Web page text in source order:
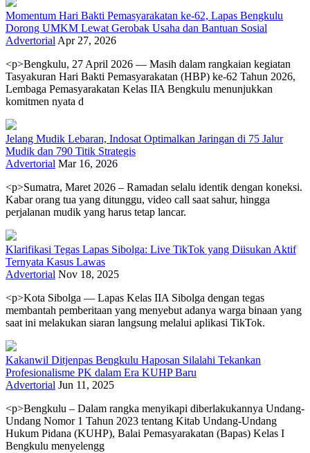
Momentum Hari Bakti Pemasyarakatan ke-62, Lapas Bengkulu
Dorong UMKM Lewat Gerobak Usaha dan Bantuan Sosial
Advertorial Apr 27, 2026
<p>Bengkulu, 27 April 2026 — Masih dalam rangkaian kegiatan
Tasyakuran Hari Bakti Pemasyarakatan (HBP) ke-62 Tahun 2026,
Lembaga Pemasyarakatan Kelas IIA Bengkulu menunjukkan
komitmen nyata d
Jelang Mudik Lebaran, Indosat Optimalkan Jaringan di 75 Jalur
Mudik dan 790 Titik Strategis
Advertorial Mar 16, 2026
<p>Sumatra, Maret 2026 – Ramadan selalu identik dengan koneksi.
Kabar orang tua yang ditunggu, video call saat sahur, hingga
perjalanan mudik yang harus tetap lancar.
Klarifikasi Tegas Lapas Sibolga: Live TikTok yang Diisukan Aktif
Ternyata Kasus Lawas
Advertorial Nov 18, 2025
<p>Kota Sibolga — Lapas Kelas IIA Sibolga dengan tegas
membantah pemberitaan yang menyebut adanya warga binaan yang
saat ini melakukan siaran langsung melalui aplikasi TikTok.
Kakanwil Ditjenpas Bengkulu Haposan Silalahi Tekankan
Profesionalisme PK dalam Era KUHP Baru
Advertorial Jun 11, 2025
<p>Bengkulu – Dalam rangka menyikapi diberlakukannya Undang-
Undang Nomor 1 Tahun 2023 tentang Kitab Undang-Undang
Hukum Pidana (KUHP), Balai Pemasyarakatan (Bapas) Kelas I
Bengkulu menyelengg